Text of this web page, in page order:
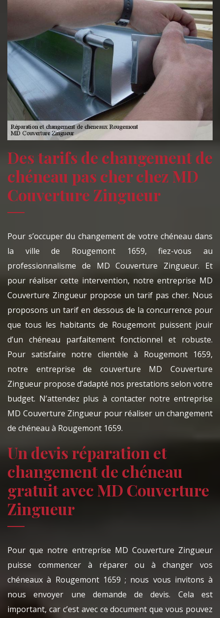
Des tarifs de changement de
chéneau pas cher chez MD
Couverture Zingueur
Pour s’occuper du changement de votre chéneau dans
la ville de Rougemont 1659, fiez-vous au
professionnalisme de MD Couverture Zingueur. Et
pour réaliser cette intervention, notre entreprise MD
Couverture Zingueur propose un tarif pas cher. Nous
proposons un tarif en dessous de la concurrence pour
que tous les habitants de Rougemont puissent jouir
d’un chéneau parfaitement fonctionnel et robuste.
Pour satisfaire notre clientèle à Rougemont 1659,
notre entreprise de couverture MD Couverture
Zingueur propose d’adapté nos prestations selon votre
budget. N’attendez plus à contacter notre entreprise
MD Couverture Zingueur pour réaliser un changement
de chéneau à Rougemont 1659.
Un devis réparation et
changement de chéneau
gratuit avec MD Couverture
Zingueur
Pour que notre entreprise MD Couverture Zingueur
puisse commencer à réparer ou à changer vos
chéneaux à Rougemont 1659 ; nous vous invitons à
nous envoyer une demande de devis. Cela est
important, car c’est avec ce document que vous pouvez